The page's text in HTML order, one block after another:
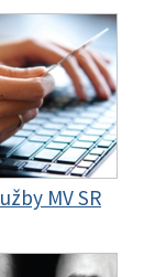
MV SR